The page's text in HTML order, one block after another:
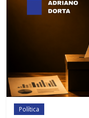
Política